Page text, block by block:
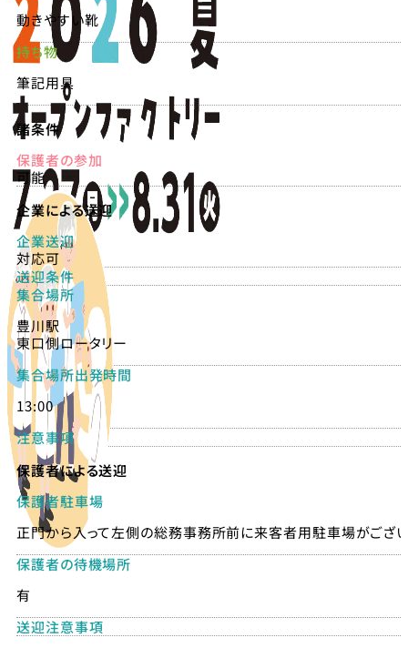
動きやすい靴
持ち物
筆記用具
諸条件
保護者の参加
可能
企業による送迎
企業送迎
対応可
送迎条件
集合場所
豊川駅
東口側ロータリー
集合場所出発時間
13:00
注意事項
保護者による送迎
保護者駐車場
正門から入って左側の総務事務所前に来客者用駐車場がござ
保護者の待機場所
有
送迎注意事項